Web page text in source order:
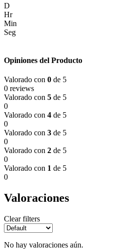
D
Hr
Min
Seg
Opiniones del Producto
Valorado con 0 de 5
0 reviews
Valorado con 5 de 5
0
Valorado con 4 de 5
0
Valorado con 3 de 5
0
Valorado con 2 de 5
0
Valorado con 1 de 5
0
Valoraciones
Clear filters
No hay valoraciones aún.